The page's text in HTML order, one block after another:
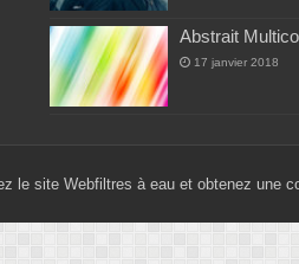
Abstrait
17 janvier 2018
le site Webfiltres à eauet obtenez une